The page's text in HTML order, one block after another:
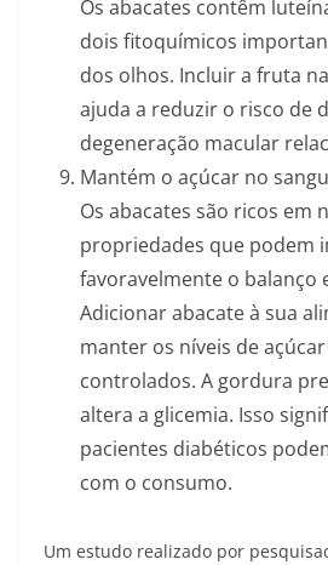
Os abacates contêm
dois fitoquímicos
dos olhos. Incluir a fruta
ajuda a reduzir o risco de
degeneração macular
Mantém o açúcar no
Os abacates são ricos em
propriedades que podem
favoravelmente o balanço
Adicionar abacate à sua
manter os níveis de
controlados. A gordura
altera a glicemia. Isso
pacientes diabéticos
com o consumo.
Um estudo realizado por